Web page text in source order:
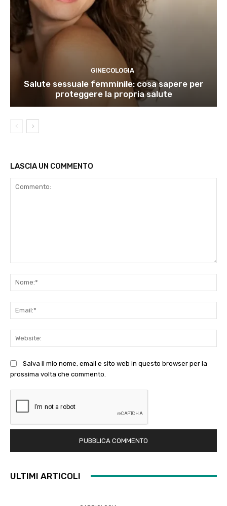
GINECOLOGIA
Salute sessuale femminile: cosa sapere per
proteggere la propria salute
LASCIA UN COMMENTO
Salva il mio nome, email e sito web in questo browser per la
prossima volta che commento.
ULTIMI ARTICOLI